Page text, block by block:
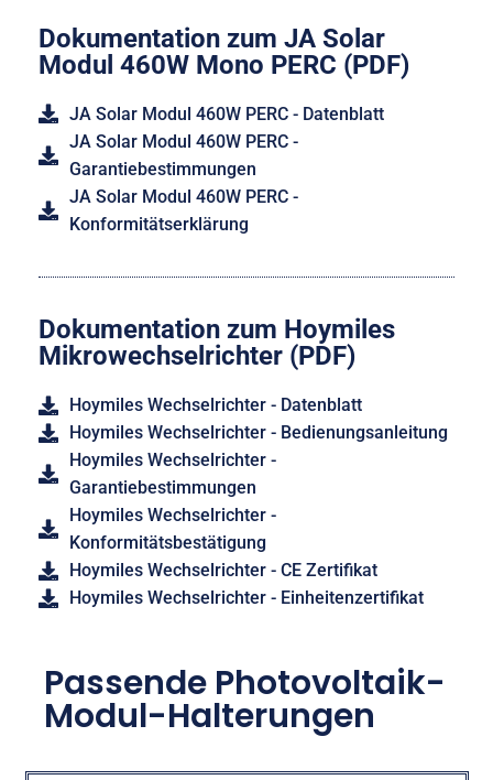
Dokumentation zum JA Solar
Modul 460W Mono PERC (PDF)
JA Solar Modul 460W PERC - Datenblatt
JA Solar Modul 460W PERC -
Garantiebestimmungen
JA Solar Modul 460W PERC -
Konformitätserklärung
Dokumentation zum Hoymiles
Mikrowechselrichter (PDF)
Hoymiles Wechselrichter - Datenblatt
Hoymiles Wechselrichter - Bedienungsanleitung
Hoymiles Wechselrichter -
Garantiebestimmungen
Hoymiles Wechselrichter -
Konformitätsbestätigung
Hoymiles Wechselrichter - CE Zertifikat
Hoymiles Wechselrichter - Einheitenzertifikat
Passende Photovoltaik-
Modul-Halterungen